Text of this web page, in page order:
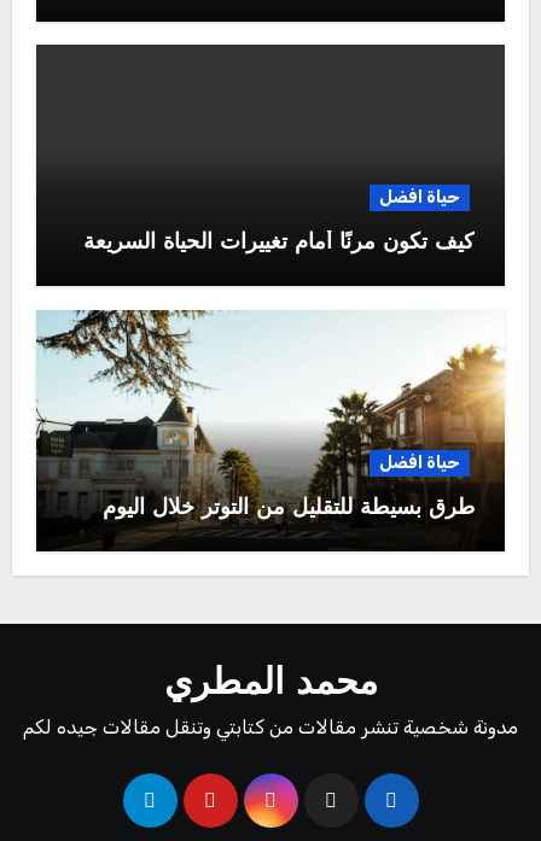
حياة افضل
كيف تكون مرنًا أمام تغييرات الحياة السريعة
حياة افضل
طرق بسيطة للتقليل من التوتر خلال اليوم
محمد المطري
مدونة شخصية تنشر مقالات من كتابتي وتنقل مقالات جيده لكم